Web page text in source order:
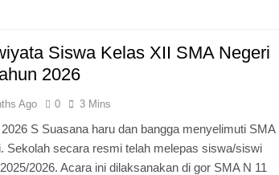
Siswa Kelas XII SMA Negeri
2026
Ago 0 3 Mins
S Suasana haru dan bangga menyelimuti SMA
Sekolah secara resmi telah melepas siswa/siswi
2026. Acara ini dilaksanakan di gor SMA N 11